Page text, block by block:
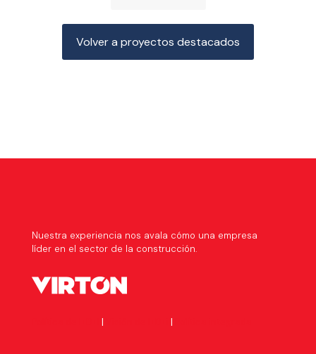
Volver a proyectos destacados
Nuestra experiencia nos avala cómo una empresa
líder en el sector de la construcción.
| |